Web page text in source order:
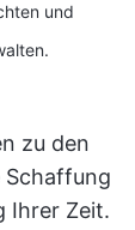
und
zu den
Schaffung
Ihrer Zeit.